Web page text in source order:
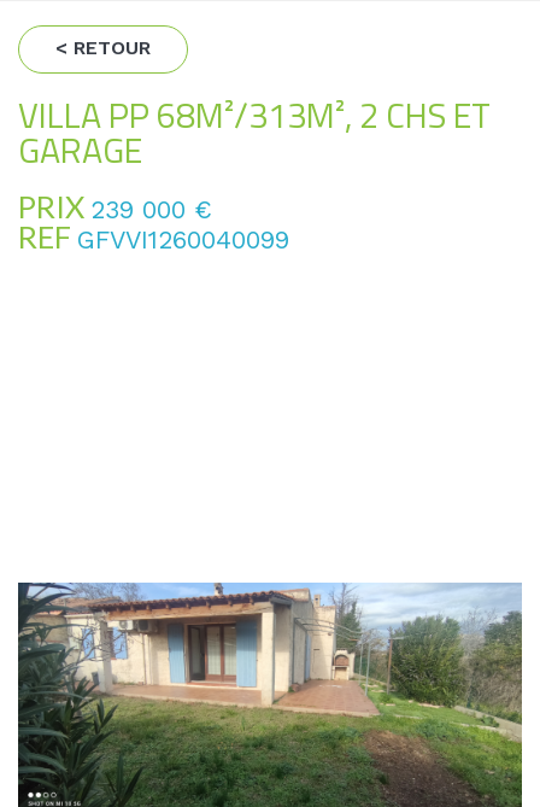
< RETOUR
VILLA PP 68M²/313M², 2 CHS ET
GARAGE
PRIX 239 000 €
REF GFVVI1260040099